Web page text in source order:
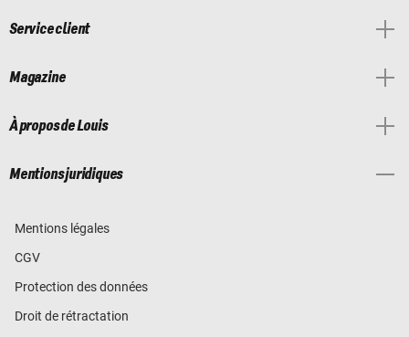
Service client
Magazine
À propos de Louis
Mentions juridiques
Mentions légales
CGV
Protection des données
Droit de rétractation